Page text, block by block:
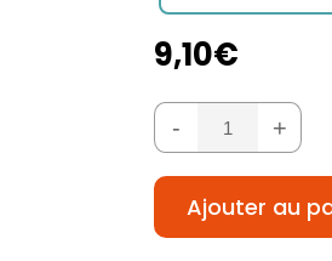
9,10€
- +
Ajouter au